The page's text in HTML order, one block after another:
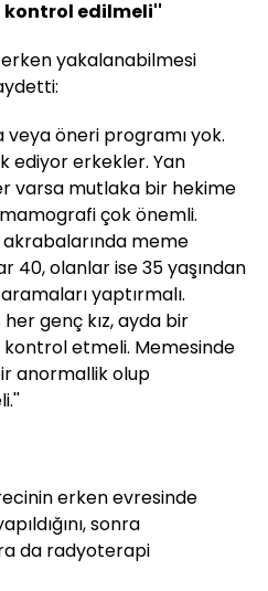
kontrol edilmeli''
yakalanabilmesi
öneri programı yok.
ediyor erkekler. Yan
varsa mutlaka bir hekime
çok önemli.
meme
40, olanlar ise 35 yaşından
yaptırmalı.
her genç kız, ayda bir
etmeli. Memesinde
anormallik olup
erken evresinde
sonra
da radyoterapi